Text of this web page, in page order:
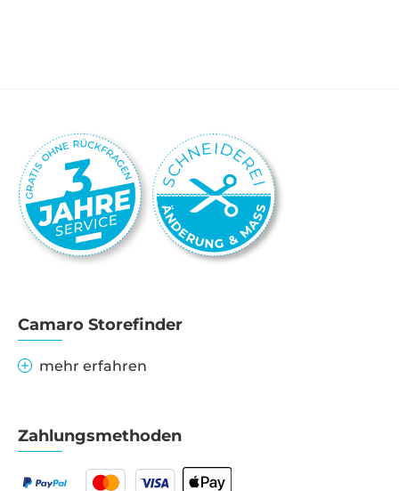
Camaro Storefinder
mehr erfahren
Zahlungsmethoden